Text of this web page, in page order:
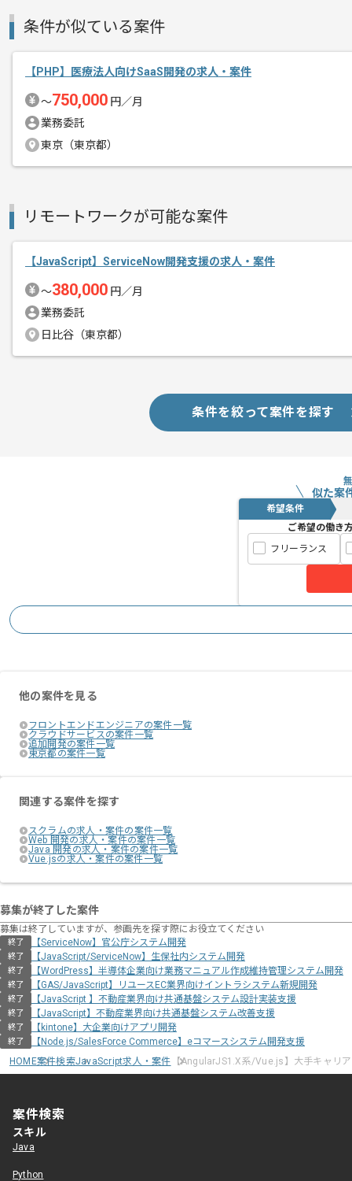
精算・お支払い
作業開始日
エージェントからのコ
メント
「長期的に様々なことを経験してみた
条件が似ている案件
【PHP】医療法人向けSaaS開発の求人・案件
〜750,000 円／月
業務委託
東京（東京都）
リモートワークが可能な案件
【JavaScript】ServiceNow開発支援の求人・案件
〜380,000 円／月
業務委託
日比谷（東京都）
条件を絞って案件を探す
似た案
希望条件
ご希望の働き
フリーランス
他の案件を見る
フロントエンドエンジニアの案件一覧
クラウドサービスの案件一覧
追加開発の案件一覧
東京都の案件一覧
関連する案件を探す
スクラムの求人・案件の案件一覧
Web 開発の求人・案件の案件一覧
Java 開発の求人・案件の案件一覧
Vue.jsの求人・案件の案件一覧
募集が終了した案件
募集は終了していますが、参画先を探す際にお役立てください
終了 【ServiceNow】官公庁システム開発
終了 【JavaScript/ServiceNow】生保社内システム開発
終了 【WordPress】半導体企業向け業務マニュアル作成維持管理システム開発
終了 【GAS/JavaScript】リユースEC業界向けイントラシステム新規開発
終了 【JavaScript 】不動産業界向け共通基盤システム設計実装支援
終了 【JavaScript】不動産業界向け共通基盤システム改善支援
終了 【kintone】大企業向けアプリ開発
終了
【Node.js/SalesForce Commerce】eコマースシステム開発支援
HOME案件検索JavaScript求人・案件 【AngularJS1.X系/Vue.js】大手キャリ
案件検索
スキル
Java
Python